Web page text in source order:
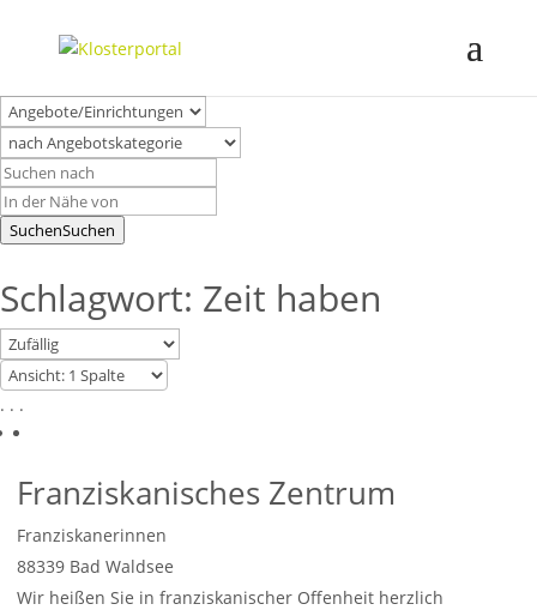
SuchenSuchen
Schlagwort: Zeit haben
. . .
Franziskanisches Zentrum
Franziskanerinnen
88339 Bad Waldsee
Wir heißen Sie in franziskanischer Offenheit herzlich